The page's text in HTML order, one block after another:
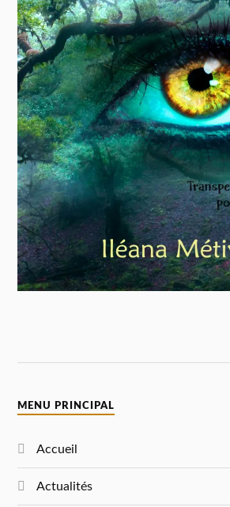
MENU PRINCIPAL
Accueil
Actualités